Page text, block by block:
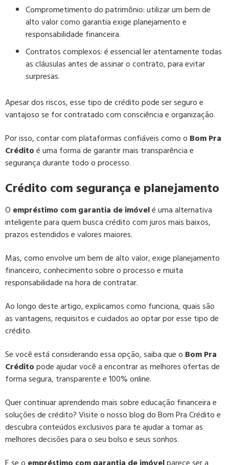
Comprometimento do patrimônio:utilizar um bem de
alto valor como garantia exige planejamento e
responsabilidade financeira.
Contratos complexos:é essencial ler atentamente todas
as cláusulas antes de assinar o contrato, para evitar
surpresas.
Apesar dos riscos, esse tipo de crédito pode ser seguro e
vantajoso se for contratado com consciência e organização.
Por isso, contar com plataformas confiáveis como o Bom Pra
Créditoé uma forma de garantir mais transparência e
segurança durante todo o processo.
Crédito com segurança e planejamento
O empréstimo com garantia de imóvelé uma alternativa
inteligente para quem busca crédito com juros mais baixos,
prazos estendidos e valores maiores.
Mas, como envolve um bem de alto valor, exige planejamento
financeiro, conhecimento sobre o processo e muita
responsabilidade na hora de contratar.
Ao longo deste artigo, explicamos como funciona, quais são
as vantagens, requisitos e cuidados ao optar por esse tipo de
crédito.
Se você está considerando essa opção, saiba que o Bom Pra
Créditopode ajudar você a encontrar as melhores ofertas de
forma segura, transparente e 100% online.
Quer continuar aprendendo mais sobre educação financeira e
soluções de crédito? Visite o nosso blog do Bom Pra Crédito e
descubra conteúdos exclusivos para te ajudar a tomar as
melhores decisões para o seu bolso e seus sonhos.